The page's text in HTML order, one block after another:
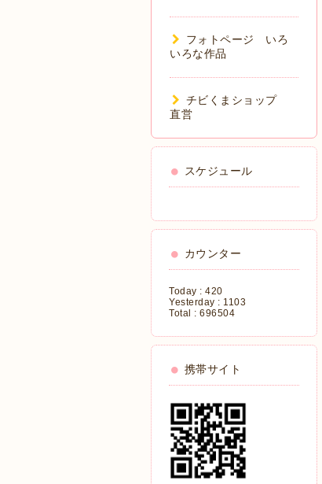
フォトページ いろ
いろな作品
チビくまショップ
直営
スケジュール
カウンター
Today : 420
Yesterday : 1103
Total : 696504
携帯サイト